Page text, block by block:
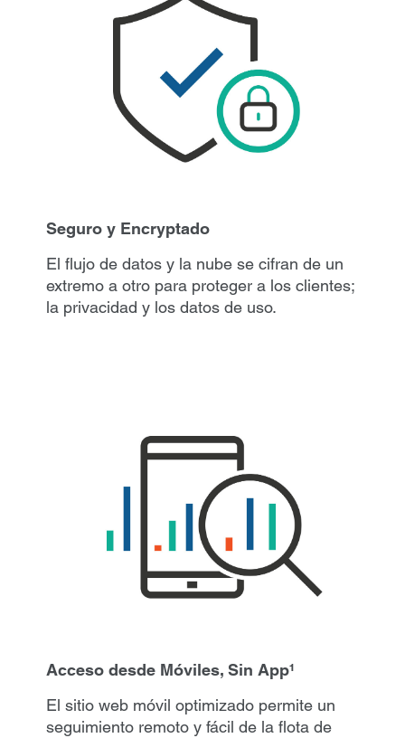
Seguro y Encryptado
El flujo de datos y la nube se cifran de un
extremo a otro para proteger a los clientes;
la privacidad y los datos de uso.
Acceso desde Móviles, Sin App¹
El sitio web móvil optimizado permite un
seguimiento remoto y fácil de la flota de